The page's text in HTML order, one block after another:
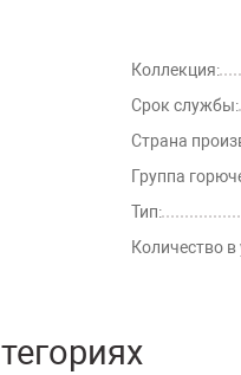
Коллекция:
Срок службы:
Страна
Группа
Тип:
Количество